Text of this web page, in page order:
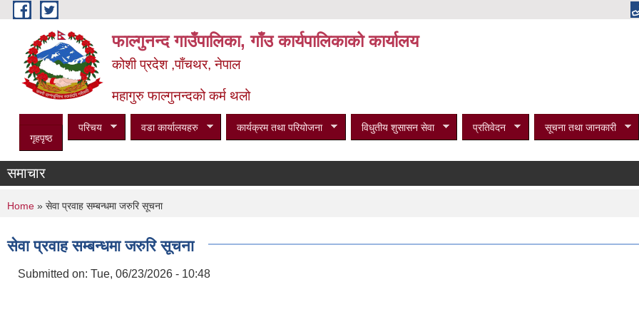
Skip to main content
फाल्गुनन्द गाउँपालिका, गाँउ कार्यपालिकाको कार्यालय
कोशी प्रदेश ,पाँचथर, नेपाल
महागुरु फाल्गुनन्दको कर्म थलो
गृहपृष्ठ
परिचय वडा कार्यालयहरु कार्यक्रम तथा परियोजना विधुतीय शुसासन सेवा प्रतिवेदन सूचना तथा जानकारी
समाचार
You are here
Home » सेवा प्रवाह सम्बन्धमा जरुरि सूचना
सेवा प्रवाह सम्बन्धमा जरुरि सूचना
Submitted on: Tue, 06/23/2026 - 10:48